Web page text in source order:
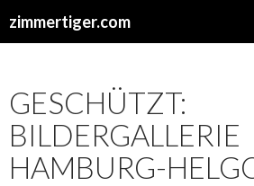
zimmertiger.com
GESCHÜTZT:
BILDERGALLERIE
HAMBURG-